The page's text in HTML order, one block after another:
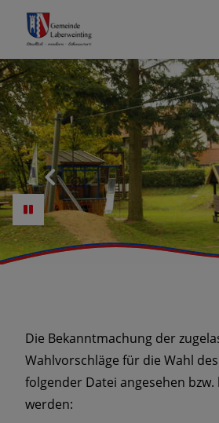
Die Bekanntmachung der
Wahlvorschläge für die Wahl
folgender Datei angesehen
werden: